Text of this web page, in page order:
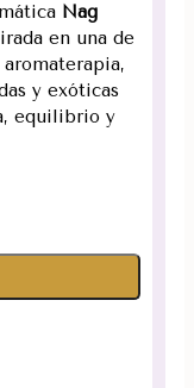
Nag
en una de
y exóticas
equilibrio y